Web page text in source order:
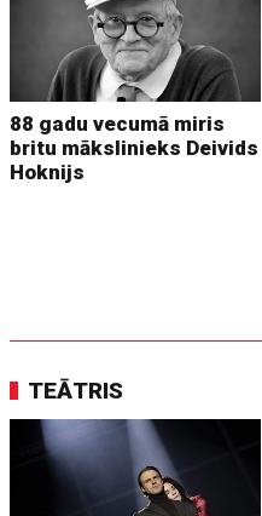
88 gadu vecumā miris
britu mākslinieks Deivids
Hoknijs
TEĀTRIS